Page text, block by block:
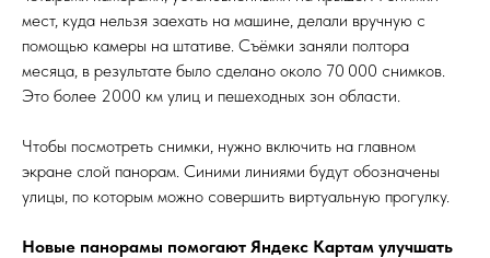
мест, куда нельзя заехать на машине, делали вручную с
помощью камеры на штативе. Съёмки заняли полтора
месяца, в результате было сделано около 70 000 снимков.
Это более 2000 км улиц и пешеходных зон области.
Чтобы посмотреть снимки, нужно включить на главном
экране слой панорам. Синими линиями будут обозначены
улицы, по которым можно совершить виртуальную прогулку.
Новые панорамы помогают Яндекс Картам улучшать